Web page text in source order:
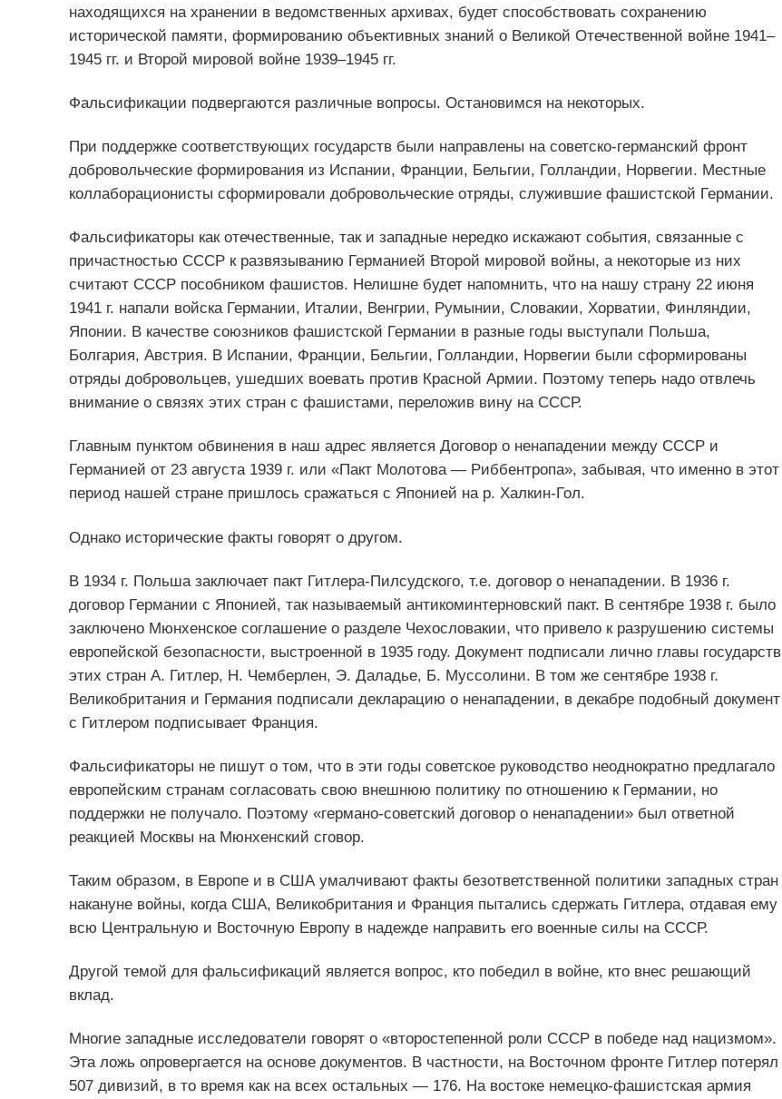
находящихся на хранении в ведомственных архивах, будет способствовать сохранению
исторической памяти, формированию объективных знаний о Великой Отечественной войне 1941–
1945 гг. и Второй мировой войне 1939–1945 гг.
Фальсификации подвергаются различные вопросы. Остановимся на некоторых.
При поддержке соответствующих государств были направлены на советско-германский фронт
добровольческие формирования из Испании, Франции, Бельгии, Голландии, Норвегии. Местные
коллаборационисты сформировали добровольческие отряды, служившие фашистской Германии.
Фальсификаторы как отечественные, так и западные нередко искажают события, связанные с
причастностью СССР к развязыванию Германией Второй мировой войны, а некоторые из них
считают СССР пособником фашистов. Нелишне будет напомнить, что на нашу страну 22 июня
1941 г. напали войска Германии, Италии, Венгрии, Румынии, Словакии, Хорватии, Финляндии,
Японии. В качестве союзников фашистской Германии в разные годы выступали Польша,
Болгария, Австрия. В Испании, Франции, Бельгии, Голландии, Норвегии были сформированы
отряды добровольцев, ушедших воевать против Красной Армии. Поэтому теперь надо отвлечь
внимание о связях этих стран с фашистами, переложив вину на СССР.
Главным пунктом обвинения в наш адрес является Договор о ненападении между СССР и
Германией от 23 августа 1939 г. или «Пакт Молотова — Риббентропа», забывая, что именно в этот
период нашей стране пришлось сражаться с Японией на р. Халкин-Гол.
Однако исторические факты говорят о другом.
В 1934 г. Польша заключает пакт Гитлера-Пилсудского, т.е. договор о ненападении. В 1936 г.
договор Германии с Японией, так называемый антикоминтерновский пакт. В сентябре 1938 г. было
заключено Мюнхенское соглашение о разделе Чехословакии, что привело к разрушению системы
европейской безопасности, выстроенной в 1935 году. Документ подписали лично главы государств
этих стран А. Гитлер, Н. Чемберлен, Э. Даладье, Б. Муссолини. В том же сентябре 1938 г.
Великобритания и Германия подписали декларацию о ненападении, в декабре подобный документ
с Гитлером подписывает Франция.
Фальсификаторы не пишут о том, что в эти годы советское руководство неоднократно предлагало
европейским странам согласовать свою внешнюю политику по отношению к Германии, но
поддержки не получало. Поэтому «германо-советский договор о ненападении» был ответной
реакцией Москвы на Мюнхенский сговор.
Таким образом, в Европе и в США умалчивают факты безответственной политики западных стран
накануне войны, когда США, Великобритания и Франция пытались сдержать Гитлера, отдавая ему
всю Центральную и Восточную Европу в надежде направить его военные силы на СССР.
Другой темой для фальсификаций является вопрос, кто победил в войне, кто внес решающий
вклад.
Многие западные исследователи говорят о «второстепенной роли СССР в победе над нацизмом».
Эта ложь опровергается на основе документов. В частности, на Восточном фронте Гитлер потерял
507 дивизий, в то время как на всех остальных — 176. На востоке немецко-фашистская армия